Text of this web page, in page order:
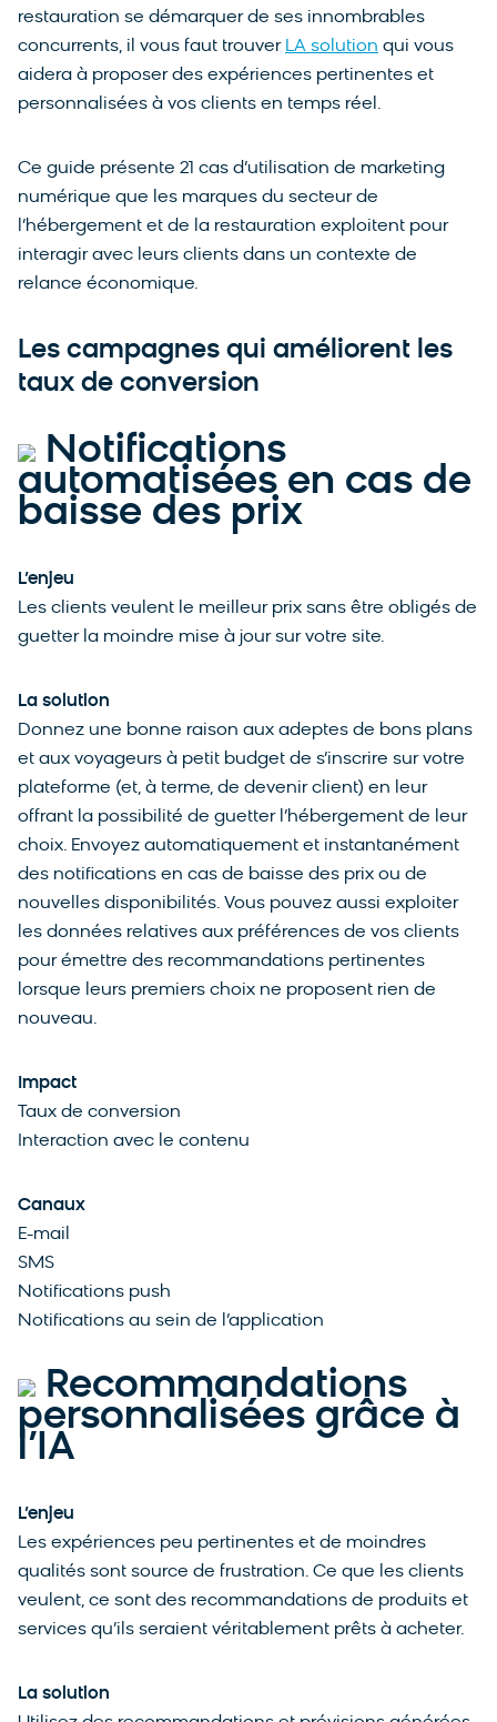
restauration se démarquer de ses innombrables
concurrents, il vous faut trouver LA solution qui vous
aidera à proposer des expériences pertinentes et
personnalisées à vos clients en temps réel.
Ce guide présente 21 cas d’utilisation de marketing
numérique que les marques du secteur de
l’hébergement et de la restauration exploitent pour
interagir avec leurs clients dans un contexte de
relance économique.
Les campagnes qui améliorent les
taux de conversion
Notifications
automatisées en cas de
baisse des prix
L’enjeu
Les clients veulent le meilleur prix sans être obligés de
guetter la moindre mise à jour sur votre site.
La solution
Donnez une bonne raison aux adeptes de bons plans
et aux voyageurs à petit budget de s’inscrire sur votre
plateforme (et, à terme, de devenir client) en leur
offrant la possibilité de guetter l’hébergement de leur
choix. Envoyez automatiquement et instantanément
des notifications en cas de baisse des prix ou de
nouvelles disponibilités. Vous pouvez aussi exploiter
les données relatives aux préférences de vos clients
pour émettre des recommandations pertinentes
lorsque leurs premiers choix ne proposent rien de
nouveau.
Impact
Taux de conversion
Interaction avec le contenu
Canaux
E-mail
SMS
Notifications push
Notifications au sein de l’application
Recommandations
personnalisées grâce à
l’IA
L’enjeu
Les expériences peu pertinentes et de moindres
qualités sont source de frustration. Ce que les clients
veulent, ce sont des recommandations de produits et
services qu’ils seraient véritablement prêts à acheter.
La solution